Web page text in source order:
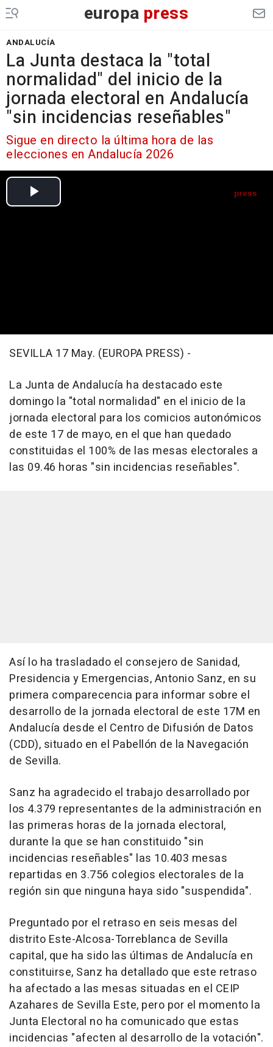
europa press
ANDALUCÍA
La Junta destaca la "total
normalidad" del inicio de la
jornada electoral en Andalucía
"sin incidencias reseñables"
Sigue en directo la última hora de las
elecciones en Andalucía 2026
SEVILLA 17 May. (EUROPA PRESS) -
La Junta de Andalucía ha destacado este
domingo la "total normalidad" en el inicio de la
jornada electoral para los comicios autonómicos
de este 17 de mayo, en el que han quedado
constituidas el 100% de las mesas electorales a
las 09.46 horas "sin incidencias reseñables".
Así lo ha trasladado el consejero de Sanidad,
Presidencia y Emergencias, Antonio Sanz, en su
primera comparecencia para informar sobre el
desarrollo de la jornada electoral de este 17M en
Andalucía desde el Centro de Difusión de Datos
(CDD), situado en el Pabellón de la Navegación
de Sevilla.
Sanz ha agradecido el trabajo desarrollado por
los 4.379 representantes de la administración en
las primeras horas de la jornada electoral,
durante la que se han constituido "sin
incidencias reseñables" las 10.403 mesas
repartidas en 3.756 colegios electorales de la
región sin que ninguna haya sido "suspendida".
Preguntado por el retraso en seis mesas del
distrito Este-Alcosa-Torreblanca de Sevilla
capital, que ha sido las últimas de Andalucía en
constituirse, Sanz ha detallado que este retraso
ha afectado a las mesas situadas en el CEIP
Azahares de Sevilla Este, pero por el momento la
Junta Electoral no ha comunicado que estas
incidencias "afecten al desarrollo de la votación".